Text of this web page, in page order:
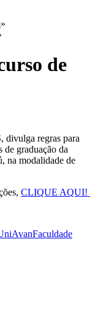
»
de
divulga regras para
de graduação da
na modalidade de
CLIQUE AQUI!
Faculdade